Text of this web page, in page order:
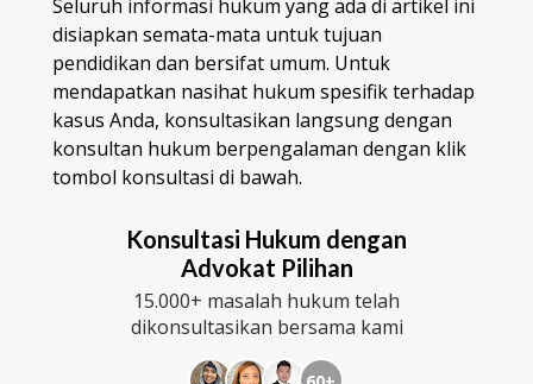
Seluruh informasi hukum yang ada di artikel ini
disiapkan semata-mata untuk tujuan
pendidikan dan bersifat umum. Untuk
mendapatkan nasihat hukum spesifik terhadap
kasus Anda, konsultasikan langsung dengan
konsultan hukum berpengalaman dengan klik
tombol konsultasi di bawah.
Konsultasi Hukum dengan
Advokat Pilihan
15.000+ masalah hukum telah
dikonsultasikan bersama kami